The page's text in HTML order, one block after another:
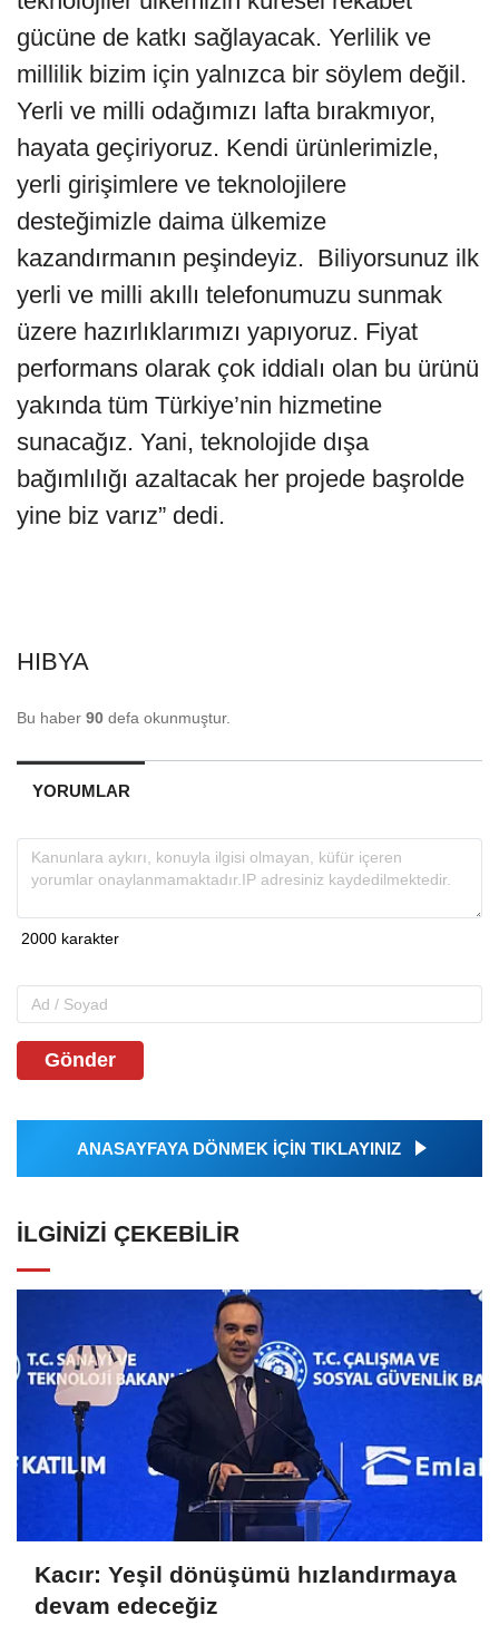
gücüne de katkı sağlayacak. Yerlilik ve
millilik bizim için yalnızca bir söylem değil.
Yerli ve milli odağımızı lafta bırakmıyor,
hayata geçiriyoruz. Kendi ürünlerimizle,
yerli girişimlere ve teknolojilere
desteğimizle daima ülkemize
kazandırmanın peşindeyiz. Biliyorsunuz ilk
yerli ve milli akıllı telefonumuzu sunmak
üzere hazırlıklarımızı yapıyoruz. Fiyat
performans olarak çok iddialı olan bu ürünü
yakında tüm Türkiye’nin hizmetine
sunacağız. Yani, teknolojide dışa
bağımlılığı azaltacak her projede başrolde
yine biz varız” dedi.
HIBYA
Bu haber 90 defa okunmuştur.
YORUMLAR
Gönder
ANASAYFAYA DÖNMEK İÇİN TIKLAYINIZ
İLGINIZI ÇEKEBILIR
Kacır: Yeşil dönüşümü hızlandırmaya
devam edeceğiz